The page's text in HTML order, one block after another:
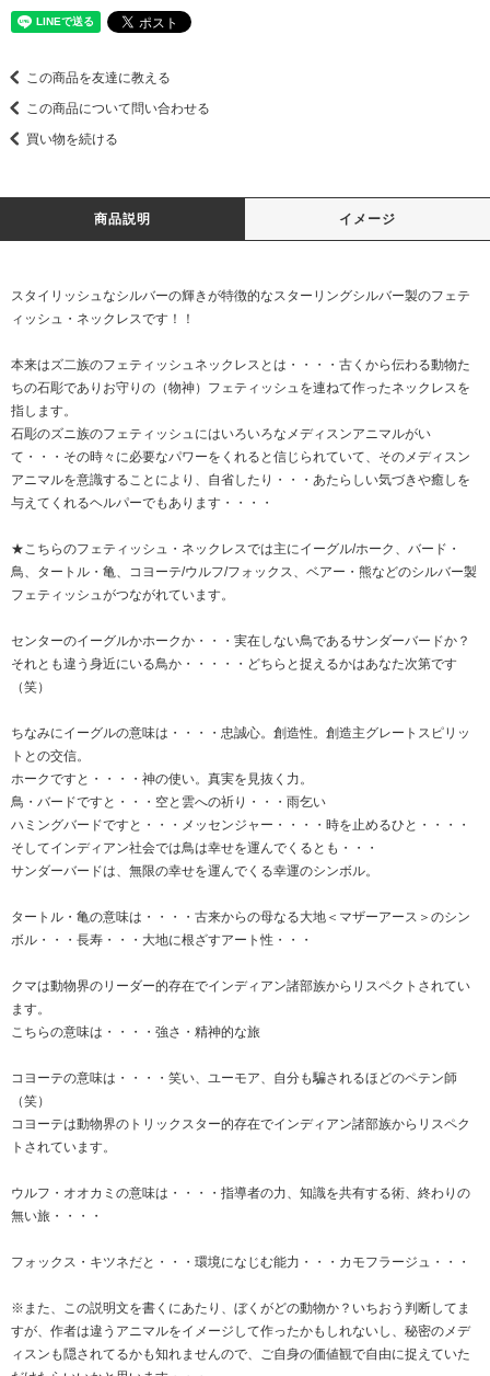
この商品を友達に教える
この商品について問い合わせる
買い物を続ける
商品説明 イメージ
スタイリッシュなシルバーの輝きが特徴的なスターリングシルバー製のフェテ
ィッシュ・ネックレスです！！
本来はズ二族のフェティッシュネックレスとは・・・・古くから伝わる動物た
ちの石彫でありお守りの（物神）フェティッシュを連ねて作ったネックレスを
指します。
石彫のズニ族のフェティッシュにはいろいろなメディスンアニマルがい
て・・・その時々に必要なパワーをくれると信じられていて、そのメディスン
アニマルを意識することにより、自省したり・・・あたらしい気づきや癒しを
与えてくれるヘルパーでもあります・・・・
★こちらのフェティッシュ・ネックレスでは主にイーグル/ホーク、バード・
鳥、タートル・亀、コヨーテ/ウルフ/フォックス、ベアー・熊などのシルバー製
フェティッシュがつながれています。
センターのイーグルかホークか・・・実在しない鳥であるサンダーバードか？
それとも違う身近にいる鳥か・・・・・どちらと捉えるかはあなた次第です
（笑）
ちなみにイーグルの意味は・・・・忠誠心。創造性。創造主グレートスピリッ
トとの交信。
ホークですと・・・・神の使い。真実を見抜く力。
鳥・バードですと・・・空と雲への祈り・・・雨乞い
ハミングバードですと・・・メッセンジャー・・・・時を止めるひと・・・・
そしてインディアン社会では鳥は幸せを運んでくるとも・・・
サンダーバードは、無限の幸せを運んでくる幸運のシンボル。
タートル・亀の意味は・・・・古来からの母なる大地＜マザーアース＞のシン
ボル・・・長寿・・・大地に根ざすアート性・・・
クマは動物界のリーダー的存在でインディアン諸部族からリスペクトされてい
ます。
こちらの意味は・・・・強さ・精神的な旅
コヨーテの意味は・・・・笑い、ユーモア、自分も騙されるほどのペテン師
（笑）
コヨーテは動物界のトリックスター的存在でインディアン諸部族からリスペク
トされています。
ウルフ・オオカミの意味は・・・・指導者の力、知識を共有する術、終わりの
無い旅・・・・
フォックス・キツネだと・・・環境になじむ能力・・・カモフラージュ・・・
※また、この説明文を書くにあたり、ぼくがどの動物か？いちおう判断してま
すが、作者は違うアニマルをイメージして作ったかもしれないし、秘密のメデ
ィスンも隠されてるかも知れませんので、ご自身の価値観で自由に捉えていた